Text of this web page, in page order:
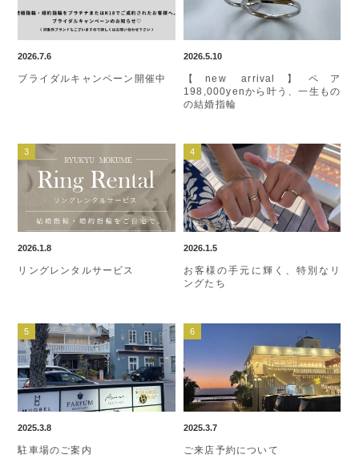
2026.7.6
ブライダルキャンペーン開催中
2026.5.10
【new arrival】ペア
198,000yenから叶う、一生もの
の結婚指輪
2026.1.8
リングレンタルサービス
2026.1.5
お客様の手元に輝く、特別なリ
ングたち
2025.3.8
駐車場のご案内
2025.3.7
ご来店予約について